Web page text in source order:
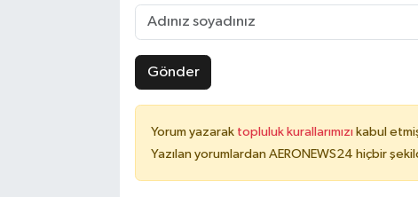
Gönder
Yorum yazarak topluluk kurallarımızı kabul
Yazılan yorumlardan AERONEWS24 hiçbir